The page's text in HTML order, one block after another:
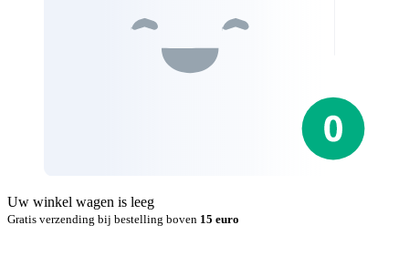
Uw winkel wagen is leeg
Gratis verzending bij bestelling boven 15 euro